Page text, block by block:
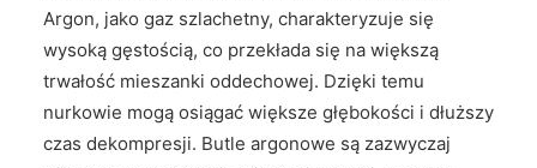
Argon, jako gaz szlachetny, charakteryzuje się
wysoką gęstością, co przekłada się na większą
trwałość mieszanki oddechowej. Dzięki temu
nurkowie mogą osiągać większe głębokości i dłuższy
czas dekompresji. Butle argonowe są zazwyczaj